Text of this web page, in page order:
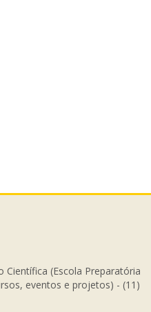
Científica (Escola Preparatória
eventos e projetos) - (11)